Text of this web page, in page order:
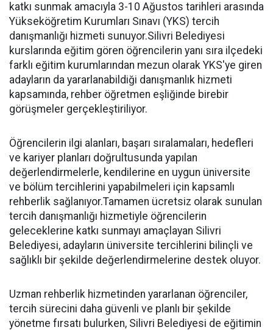
katkı sunmak amacıyla 3-10 Ağustos tarihleri arasında
Yükseköğretim Kurumları Sınavı (YKS) tercih
danışmanlığı hizmeti sunuyor.Silivri Belediyesi
kurslarında eğitim gören öğrencilerin yanı sıra ilçedeki
farklı eğitim kurumlarından mezun olarak YKS'ye giren
adayların da yararlanabildiği danışmanlık hizmeti
kapsamında, rehber öğretmen eşliğinde birebir
görüşmeler gerçekleştiriliyor.
Öğrencilerin ilgi alanları, başarı sıralamaları, hedefleri
ve kariyer planları doğrultusunda yapılan
değerlendirmelerle, kendilerine en uygun üniversite
ve bölüm tercihlerini yapabilmeleri için kapsamlı
rehberlik sağlanıyor.Tamamen ücretsiz olarak sunulan
tercih danışmanlığı hizmetiyle öğrencilerin
geleceklerine katkı sunmayı amaçlayan Silivri
Belediyesi, adayların üniversite tercihlerini bilinçli ve
sağlıklı bir şekilde değerlendirmelerine destek oluyor.
Uzman rehberlik hizmetinden yararlanan öğrenciler,
tercih sürecini daha güvenli ve planlı bir şekilde
yönetme fırsatı bulurken, Silivri Belediyesi de eğitimin